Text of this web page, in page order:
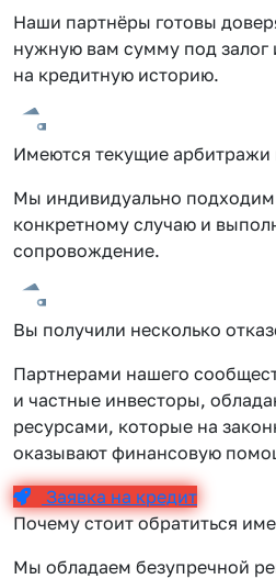
Наши партнёры готовы
нужную вам сумму под залог
на кредитную историю.
Имеются текущие
Мы индивидуально
конкретному случаю и
сопровождение.
Вы получили несколько
Партнерами нашего
и частные инвесторы,
ресурсами, которые на
оказывают финансовую
Заявка на кредит
Почему стоит обратиться
Мы обладаем безупречной